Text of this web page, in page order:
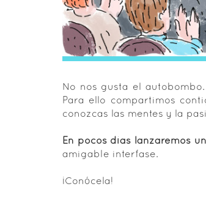
No nos gusta el
Para ello compartimos
conozcas las mentes y la
En pocos días lanzaremos
amigable interfase.
¡Conócela!